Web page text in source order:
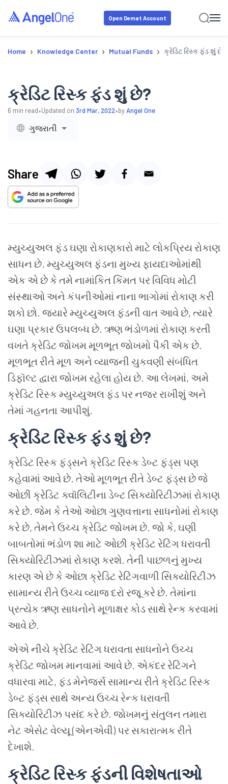
Open Demat Account
Home › Knowledge Center › Mutual Funds › ક્રેડિટ રિસ્ક ફંડ શું છે?
ક્રેડિટ રિસ્ક ફંડ શું છે?
6 min read•Updated on 3rd Mar, 2022•byAngel One
ગુજરાતી
Share
મ્યુચ્યુઅલ ફંડ ઘણા રોકાણકારો માટે લોકપ્રિય રોકાણ
સાધન છે. મ્યુચ્યુઅલ ફંડના મુખ્ય ફાયદાઓમાંથી
એક એ છે કે તમે નામાંકિત કિંમત પર વિવિધ મોટી
સંસ્થાઓ અને કંપનીઓમાં નાના ભાગોમાં રોકાણ કરી
શકો છો. જ્યારે મ્યુચ્યુઅલ ફંડની વાત આવે છે, ત્યારે
ઘણા પ્રકાર ઉપલબ્ધ છે. ઋણ ભંડોળમાં રોકાણ કરતી
વખતે ક્રેડિટ જોખમ મૂળભૂત જોખમો પૈકી એક છે.
મૂળભૂત રીતે મૂળ અને વ્યાજની ચુકવણી સંબંધિત
ડિફૉલ્ટ દ્વારા જોખમ રહેલા હોય છે. આ લેખમાં, અમે
ક્રેડિટ રિસ્ક મ્યુચ્યુઅલ ફંડ પર નજર રાખીશું અને
તેમાં ગહનતા આપીશું.
ક્રેડિટ રિસ્કફંડશુંછે?
ક્રેડિટ રિસ્ક ફંડ્સને ક્રેડિટ રિસ્ક ડેબ્ટ ફંડ્સ પણ
કહેવામાં આવે છે. તેઓ મૂળભૂત રીતે ડેબ્ટ ફંડ્સ છે જે
ઓછી ક્રેડિટ ક્વૉલિટીના ડેબ્ટ સિક્યોરિટીઝમાં રોકાણ
કરે છે. જેમ કે તેઓ ઓછા ગુણવત્તાના સાધનોમાં રોકાણ
કરે છે, તેમને ઉચ્ચ ક્રેડિટ જોખમ છે. જો કે, ઘણી
બાબતોમાં ભંડોળ શા માટે ઓછી ક્રેડિટ રેટિંગ ધરાવતી
સિક્યોરિટીઝમાં રોકાણ કરશે. તેની પાછળનું મુખ્ય
કારણ એ છે કે ઓછા ક્રેડિટ રેટિંગવાળી સિક્યોરિટીઝ
સામાન્ય રીતે ઉચ્ચ વ્યાજ દરો રજૂ કરે છે. તેમાંના
પ્રત્યેક ઋણ સાધનોને મૂળાક્ષર કોડ સાથે રેન્ક કરવામાં
આવે છે.
એએ નીચે ક્રેડિટ રેટિંગ ધરાવતા સાધનોને ઉચ્ચ
ક્રેડિટ જોખમ માનવામાં આવે છે. એકંદર રેટિંગને
વધારવા માટે, ફંડ મેનેજર્સ સામાન્ય રીતે ક્રેડિટ રિસ્ક
ડેબ્ટ ફંડ્સ સાથે અન્ય ઉચ્ચ રેન્ક ધરાવતી
સિક્યોરિટીઝ પસંદ કરે છે. જોખમનું સંતુલન તમારા
નેટ એસેટ વેલ્યૂ (એનએવી) પર સકારાત્મક રીતે
દેખાશે.
ક્રેડિટ રિસ્કફંડની વિશેષતાઓ